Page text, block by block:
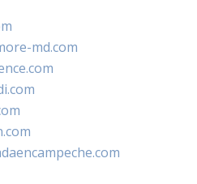
md.com